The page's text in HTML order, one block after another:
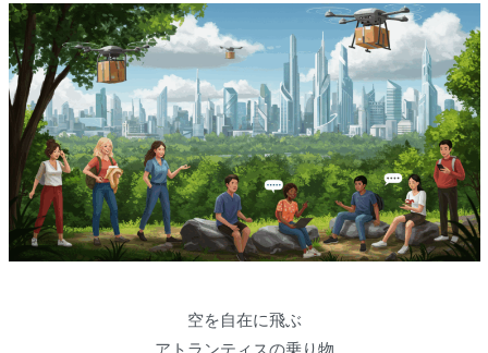
空を自在に飛ぶ
アトランティスの乗り物